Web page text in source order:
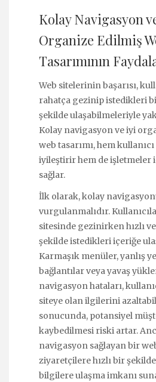
Kolay Navigasyon
Organize Edilmiş
Tasarımının
Web sitelerinin başarısı,
rahatça gezinip istedikleri
şekilde ulaşabilmeleriyle
Kolay navigasyon ve iyi
web tasarımı, hem
iyileştirir hem de işletmeler
sağlar.
İlk olarak, kolay
vurgulanmalıdır.
sitesinde gezinirken hızlı
şekilde istedikleri içeriğe
Karmaşık menüler, yanlış
bağlantılar veya yavaş
navigasyon hataları,
siteye olan ilgilerini
sonucunda, potansiyel
kaybedilmesi riski artar.
navigasyon sağlayan bir
ziyaretçilere hızlı bir
bilgilere ulaşma imkanı